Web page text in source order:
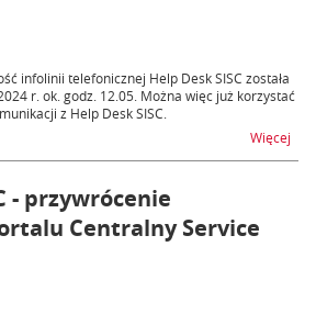
infolinii telefonicznej Help Desk SISC została
r. ok. godz. 12.05. Można więc już korzystać
z Help Desk SISC.
Więcej
- przywrócenie
Centralny Service